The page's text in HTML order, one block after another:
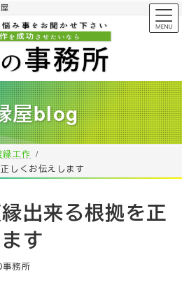
屋blog
縁工作
しくお伝えします
出来る根拠を正
す
事務所